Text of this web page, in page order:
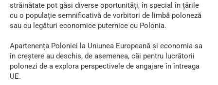
străinătate pot găsi diverse oportunități, în special în țările
cu o populație semnificativă de vorbitori de limbă poloneză
sau cu legături economice puternice cu Polonia.
Apartenența Poloniei la Uniunea Europeană și economia sa
în creștere au deschis, de asemenea, căi pentru lucrătorii
polonezi de a explora perspectivele de angajare în întreaga
UE.